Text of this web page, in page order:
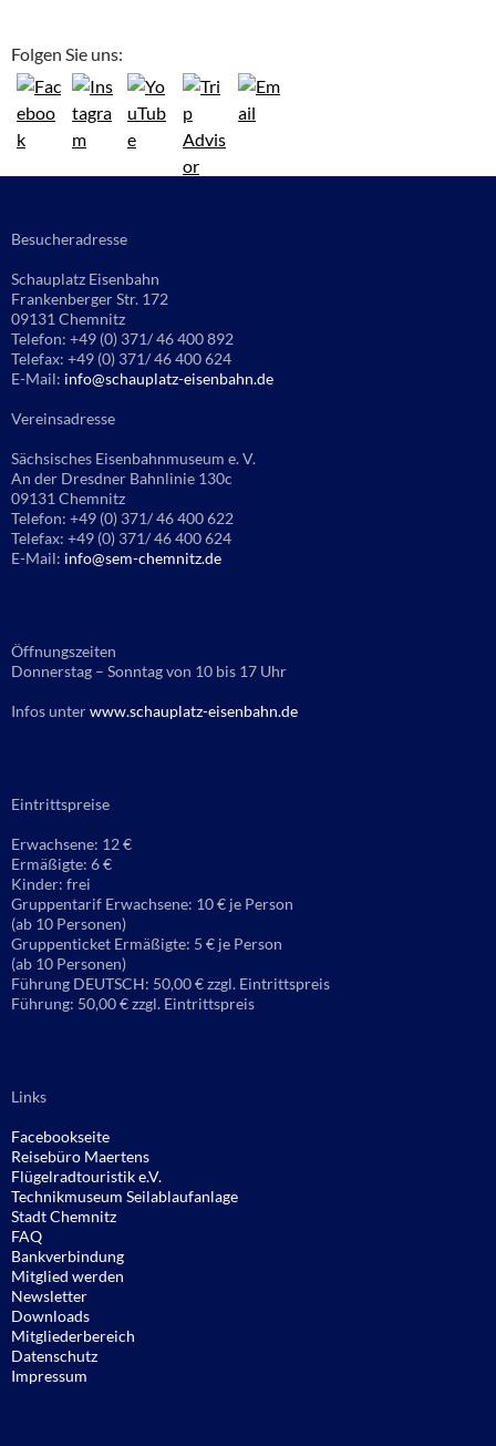
Folgen Sie uns:
Besucheradresse
Schauplatz Eisenbahn
Frankenberger Str. 172
09131 Chemnitz
Telefon: +49 (0) 371/ 46 400 892
Telefax: +49 (0) 371/ 46 400 624
E-Mail: info@schauplatz-eisenbahn.de
Vereinsadresse
Sächsisches Eisenbahnmuseum e. V.
An der Dresdner Bahnlinie 130c
09131 Chemnitz
Telefon: +49 (0) 371/ 46 400 622
Telefax: +49 (0) 371/ 46 400 624
E-Mail: info@sem-chemnitz.de
Öffnungszeiten
Donnerstag – Sonntag von 10 bis 17 Uhr
Infos unterwww.schauplatz-eisenbahn.de
Eintrittspreise
Erwachsene: 12 €
Ermäßigte: 6 €
Kinder: frei
Gruppentarif Erwachsene: 10 € je Person
(ab 10 Personen)
Gruppenticket Ermäßigte: 5 € je Person
(ab 10 Personen)
Führung DEUTSCH: 50,00 € zzgl. Eintrittspreis
Führung: 50,00 € zzgl. Eintrittspreis
Links
Facebookseite
Reisebüro Maertens
Flügelradtouristik e.V.
Technikmuseum Seilablaufanlage
Stadt Chemnitz
FAQ
Bankverbindung
Mitglied werden
Newsletter
Downloads
Mitgliederbereich
Datenschutz
Impressum